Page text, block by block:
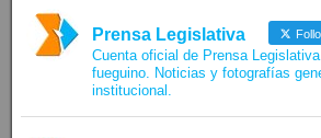
Prensa Legislativa
Cuenta oficial de Prensa
fueguino. Noticias y fotografías
institucional.